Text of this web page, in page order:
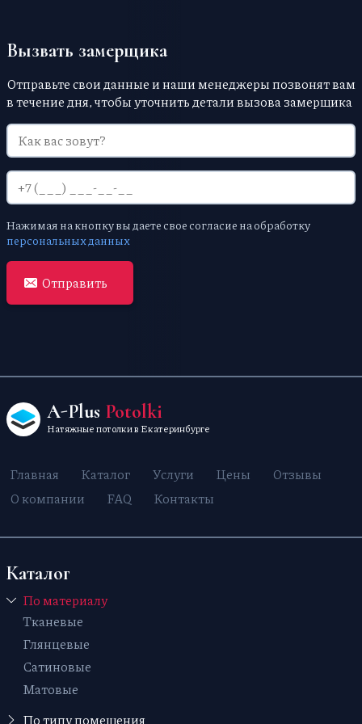
Вызвать замерщика
Отправьте свои данные и наши менеджеры позвонят вам
в течение дня, чтобы уточнить детали вызова замерщика
Нажимая на кнопку вы даете свое согласие на обработку
персональных данных
Отправить
A-Plus Potolki
Натяжные потолки в Екатеринбурге
Главная Каталог Услуги Цены
Отзывы
О компании
FAQ Контакты
Каталог
По материалу
Тканевые
Глянцевые
Сатиновые
Матовые
По типу помещения